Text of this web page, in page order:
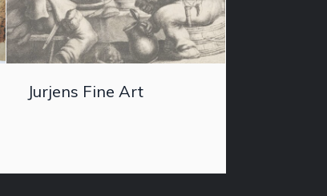
Jurjens Fine Art